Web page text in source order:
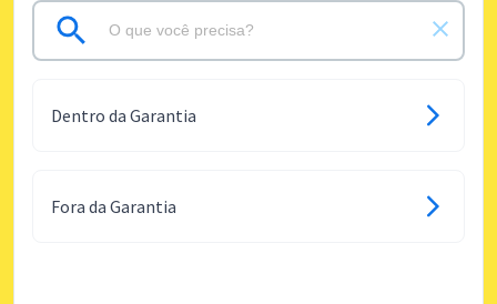
Dentro da Garantia
Fora da Garantia